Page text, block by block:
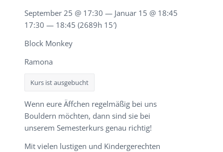
Wenn eure Äffchen regelmäßig bei uns
Bouldern möchten, dann sind sie bei
unserem Semesterkurs genau richtig!
Mit vielen lustigen und Kindergerechten
September 25 @ 17:30 — Januar 15 @ 18:45
17:30 — 18:45 (2689h 15′)
Block Monkey
Ramona
Kurs ist ausgebucht